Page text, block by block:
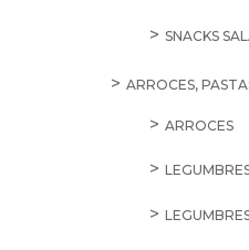
SNACKS
ARROCES,
ARROCES